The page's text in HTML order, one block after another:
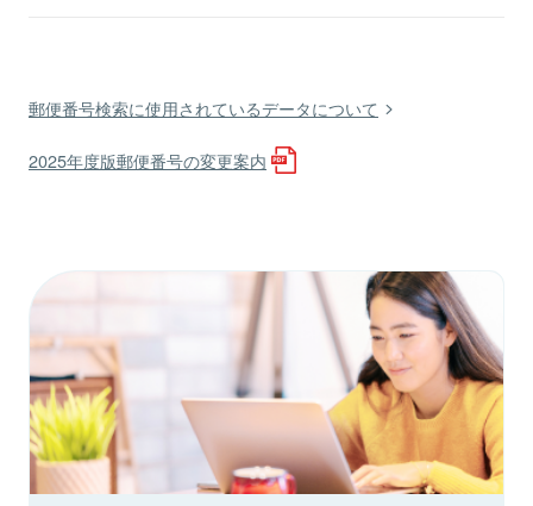
郵便番号検索に使用されているデータについて
2025年度版郵便番号の変更案内